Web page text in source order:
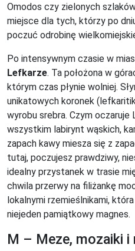
Omodos czy zielonych
miejsce dla tych, którzy po
poczuć odrobinę
Po intensywnym czasie w
Lefkarze. Ta położona w
którym czas płynie wolniej.
unikatowych koronek
wyrobu srebra. Czym oczaruje
wszystkim labirynt wąskich,
zapach kawy miesza się z
tutaj, poczujesz prawdziwy,
idealny przystanek w trasie
chwila przerwy na filiżankę
lokalnymi rzemieślnikami,
niejeden pamiątkowy magnes.
M – Meze, mozaiki i